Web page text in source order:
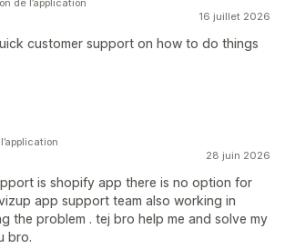
16 juillet 2026
customer support on how to do things
de l’application
28 juin 2026
is shopify app there is no option for
app support team also working in
the problem . tej bro help me and solve my
bro.